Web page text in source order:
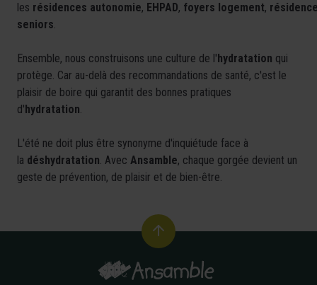
les résidences autonomie, EHPAD, foyers logement,
seniors.
Ensemble, nous construisons une culture de l'hydratation qui
protège. Car au-delà des recommandations de santé, c'est le
plaisir de boire qui garantit des bonnes pratiques
d'hydratation.
L'été ne doit plus être synonyme d'inquiétude face à
la déshydratation. Avec Ansamble, chaque gorgée devient un
geste de prévention, de plaisir et de bien-être.